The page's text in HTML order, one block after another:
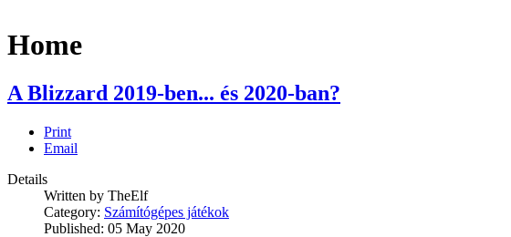
Home
A Blizzard 2019-ben... és 2020-ban?
Print
Email
Details
Written by TheElf
Category: Számítógépes játékok
Published: 05 May 2020